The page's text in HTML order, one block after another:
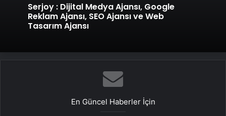
Serjoy : Dijital Medya Ajansı, Google
Reklam Ajansı, SEO Ajansı ve Web
Tasarım Ajansı
En Güncel Haberler İçin